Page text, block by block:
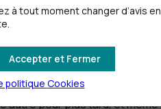
quelque chose d'imprévu.
pour plus tard, et
à tout moment changer d’avis
Accepter et Fermer
politique Cookies